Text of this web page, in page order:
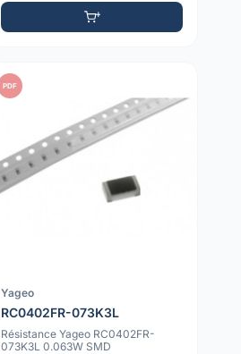
PDF
Yageo
RC0402FR-073K3L
Résistance Yageo RC0402FR-
073K3L 0.063W SMD